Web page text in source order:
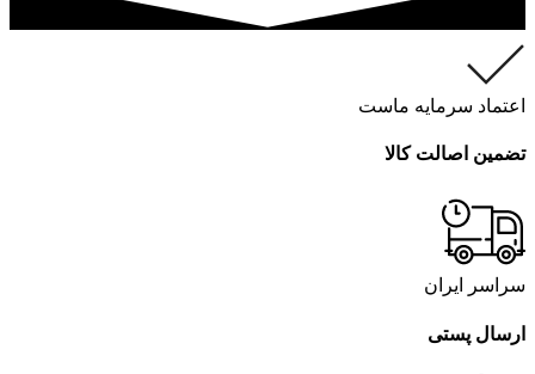
اعتماد سرمایه ماست
تضمین اصالت کالا
سراسر ایران
ارسال پستی